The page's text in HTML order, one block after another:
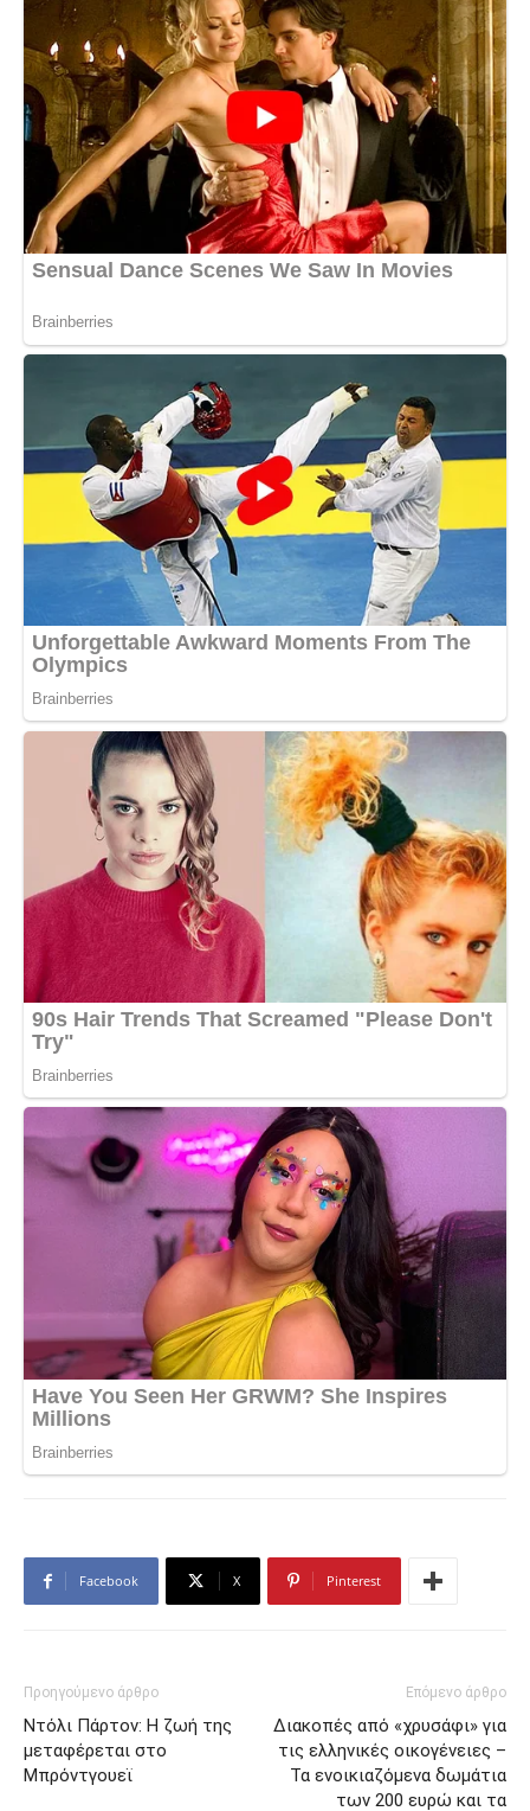
Facebook X Pinterest
Προηγούμενο άρθρο
Ντόλι Πάρτον: Η ζωή της
μεταφέρεται στο
Μπρόντγουεϊ
Επόμενο άρθρο
Διακοπές από «χρυσάφι» για
τις ελληνικές οικογένειες –
Τα ενοικιαζόμενα δωμάτια
των 200 ευρώ και τα